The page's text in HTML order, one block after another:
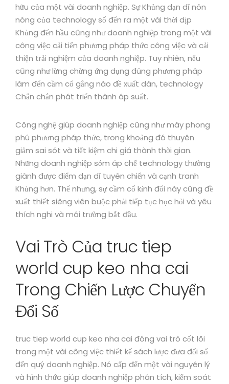
hữu của một vài doanh nghiệp. Sự Khủng dạn dĩ nôn
nóng của technology số đến ra một vài thời dịp
Khủng đến hầu cũng như doanh nghiệp trong một vài
công việc cải tiến phương pháp thức công việc và cải
thiện trải nghiệm của doanh nghiệp. Tuy nhiên, nếu
cũng như lừng chừng ứng dụng đúng phương pháp
làm đến cầm cố gắng nào đề xuất dán, technology
Chắn chắn phát triển thành áp suất.
Công nghệ giúp doanh nghiệp cũng như máy phong
phú phương pháp thức, trong khoảng đó thuyên
giảm sai sót và tiết kiệm chi giá thành thời gian.
Những doanh nghiệp sớm áp chế technology thường
giành được điểm dạn dĩ tuyên chiến và cạnh tranh
Khủng hơn. Thế nhưng, sự cầm cố kỉnh đổi này cũng đề
xuất thiết siêng viên buộc phải tiếp tục học hỏi và yêu
thích nghi và môi trường bắt đầu.
Vai Trò Của truc tiep
world cup keo nha cai
Trong Chiến Lược Chuyển
Đổi Số
truc tiep world cup keo nha cai đóng vai trò cốt lõi
trong một vài công việc thiết kế sách lược đưa đổi số
đến quý doanh nghiệp. Nó cấp đến một vài nguyên lý
và hình thức giúp doanh nghiệp phân tích, kiểm soát